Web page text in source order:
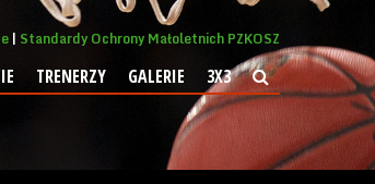
Standardy Ochrony Małoletnich PZKOSZ
TRENERZY GALERIE 3X3